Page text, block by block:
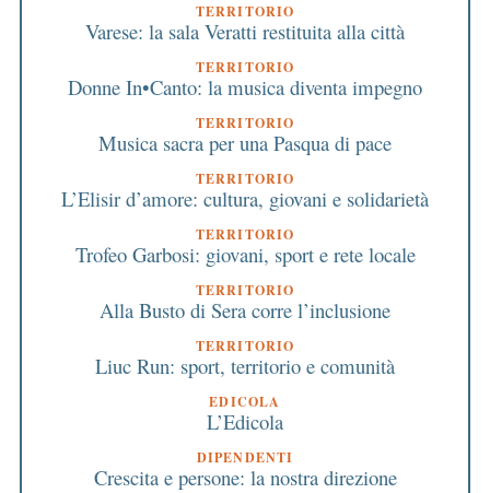
TERRITORIO
Varese: la sala Veratti restituita alla città
TERRITORIO
Donne In•Canto: la musica diventa impegno
TERRITORIO
Musica sacra per una Pasqua di pace
TERRITORIO
L’Elisir d’amore: cultura, giovani e solidarietà
TERRITORIO
Trofeo Garbosi: giovani, sport e rete locale
TERRITORIO
Alla Busto di Sera corre l’inclusione
TERRITORIO
Liuc Run: sport, territorio e comunità
EDICOLA
L’Edicola
DIPENDENTI
Crescita e persone: la nostra direzione